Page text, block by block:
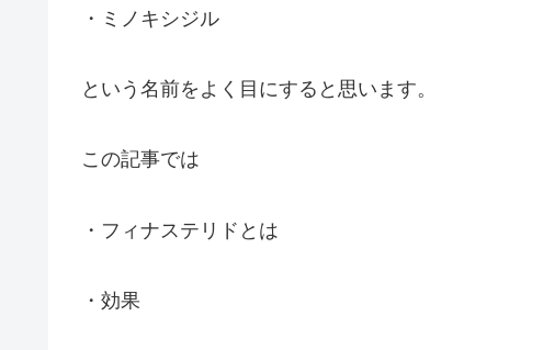
・ミノキシジル
という名前をよく目にすると思います。
この記事では
・フィナステリドとは
・効果